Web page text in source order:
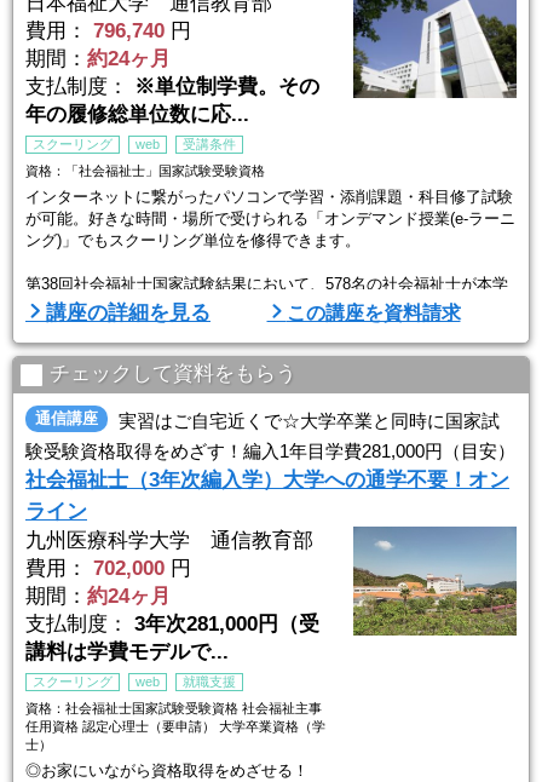
費用：
796,740 円
期間： 約24ヶ月
支払制度：
※単位制学費。その
年の履修総単位数に応...
スクーリング web
受講条件
資格：「社会福祉士」国家試験受験資格
インターネットに繋がったパソコンで学習・添削課題・科目修了試験
が可能。好きな時間・場所で受けられる「オンデマンド授業(e-ラーニ
ング)」でもスクーリング単位を修得できます。
第38回社会福祉士国家試験結果において、578名の社会福祉士が本学
通信教育部から誕生しました（新卒：371名 既卒：207名）。これは
社会福祉士を養成する大学の中で第1位となる実績です。
また、合格率においても86.3％（2025年度新卒者合格率）と全国平均
（全国平均60.7％）を大きく上回りました。
■実務経験により現 ...
講座の詳細を見る この講座を資料請求
チェックして資料をもらう
通信講座
実習はご自宅近くで☆大学卒業と同時に国家試
験受験資格取得をめざす！編入1年目学費281,000円（目安）
社会福祉士（3年次編入学）大学への通学不要！オン
ライン
九州医療科学大学 通信教育部
費用：
702,000 円
期間： 約24ヶ月
支払制度： 3年次281,000円（受
講料は学費モデルで...
スクーリング web
就職支援
資格：社会福祉士国家試験受験資格 社会福祉主事
任用資格 認定心理士（要申請） 大学卒業資格（学
士）
◎お家にいながら資格取得をめざせる！